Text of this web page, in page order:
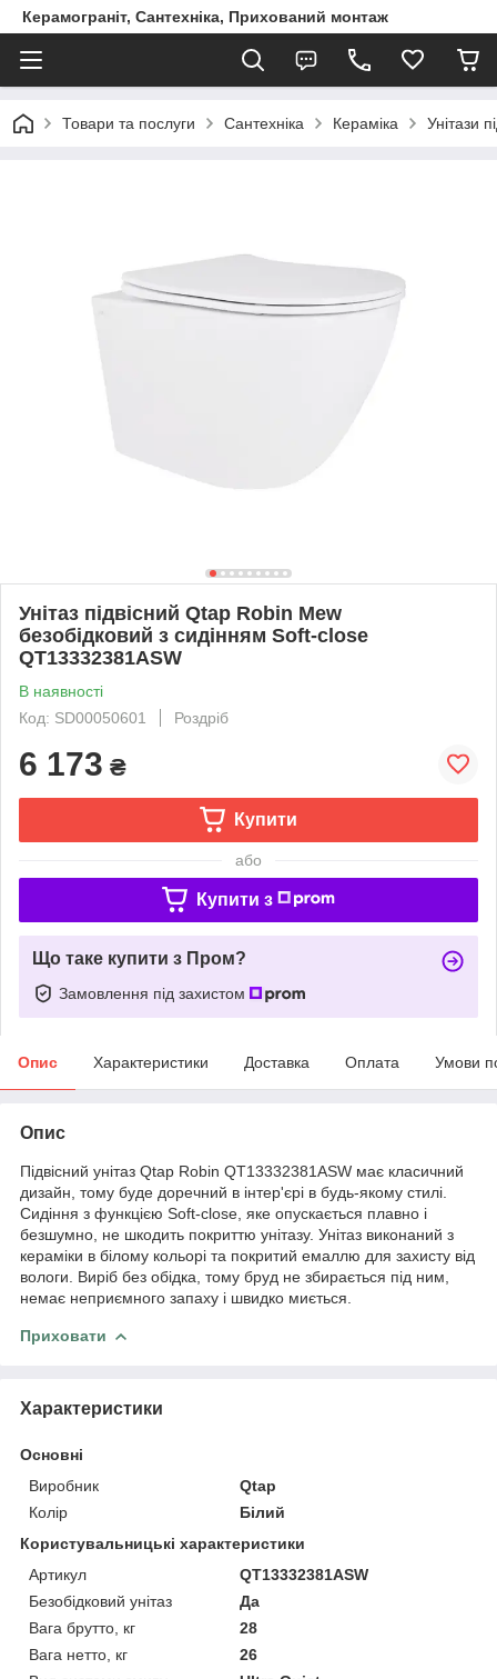
Керамограніт, Сантехніка, Прихований монтаж
Товари та послуги Сантехніка Кераміка Унітази
Унітаз підвісний Qtap Robin Mew
безобідковий з сидінням Soft-close
QT13332381АSW
В наявності
Код: SD00050601
Роздріб
6 173 ₴
Купити
або
Купити з
Що таке купити з Пром?
Замовлення під захистом
Опис Характеристики Доставка Оплата Умови
Опис
Підвісний унітаз Qtap Robin QT13332381АSW має класичний
дизайн, тому буде доречний в інтер'єрі в будь-якому стилі.
Сидіння з функцією Soft-close, яке опускається плавно і
безшумно, не шкодить покриттю унітазу. Унітаз виконаний з
кераміки в білому кольорі та покритий емаллю для захисту від
вологи. Виріб без обідка, тому бруд не збирається під ним,
немає неприємного запаху і швидко миється.
Приховати
Характеристики
Основні
Виробник
Qtap
Колір
Білий
Користувальницькі характеристики
Артикул
QT13332381ASW
Безобідковий унітаз
Да
Вага брутто, кг
28
Вага нетто, кг
26